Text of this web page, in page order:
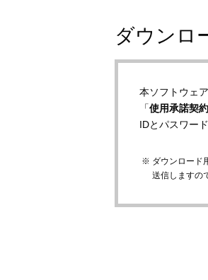
ダウンロ
本ソフトウェ
「使用承諾契約
IDとパスワー
ダウンロード
送信しますの